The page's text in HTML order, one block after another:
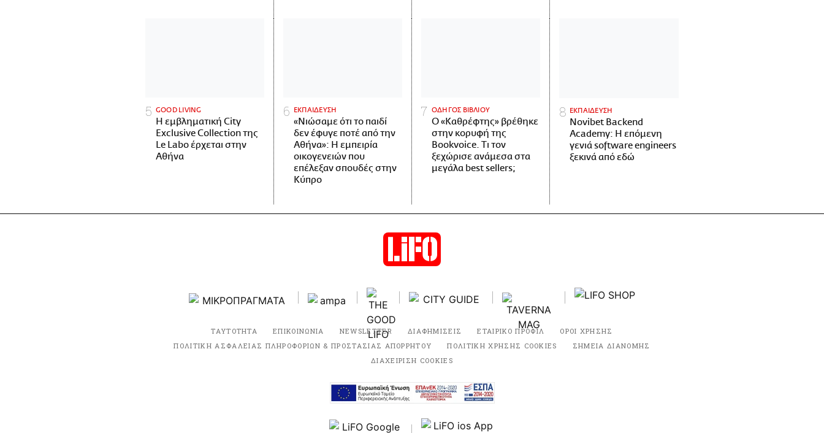
GOOD LIVING
Η εμβληματική City
Exclusive Collection της
Le Labo έρχεται στην
Αθήνα
ΕΚΠΑΙΔΕΥΣΗ
«Νιώσαμε ότι το παιδί
δεν έφυγε ποτέ από την
Αθήνα»: Η εμπειρία
οικογενειών που
επέλεξαν σπουδές στην
Κύπρο
ΟΔΗΓΟΣ ΒΙΒΛΙΟΥ
Ο «Καθρέφτης» βρέθηκε
στην κορυφή της
Bookvoice. Τι τον
ξεχώρισε ανάμεσα στα
μεγάλα best sellers;
ΕΚΠΑΙΔΕΥΣΗ
Novibet Backend
Academy: Η επόμενη
γενιά software engineers
ξεκινά από εδώ
ΤΑΥΤΟΤΗΤΑ ΕΠΙΚΟΙΝΩΝΙΑ NEWSLETTER ΔΙΑΦΗΜΙΣΕΙΣ ΕΤΑΙΡΙΚΟ ΠΡΟΦΙΛ
ΟΡΟΙ ΧΡΗΣΗΣ
ΠΟΛΙΤΙΚΗ ΑΣΦΑΛΕΙΑΣ ΠΛΗΡΟΦΟΡΙΩΝ & ΠΡΟΣΤΑΣΙΑΣ ΑΠΟΡΡΗΤΟΥ
ΠΟΛΙΤΙΚΗ ΧΡΗΣΗΣ COOKIES
ΣΗΜΕΙΑ ΔΙΑΝΟΜΗΣ
ΔΙΑΧΕΙΡΙΣΗ COOKIES